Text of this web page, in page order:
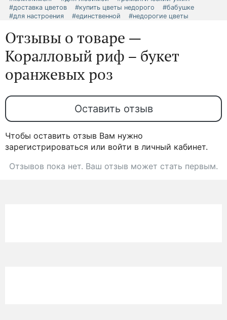
#доставка цветов
#купить цветы недорого
#бабушке
#для настроения
#единственной #недорогие цветы
Отзывы о товаре —
Коралловый риф – букет
оранжевых роз
Оставить отзыв
Чтобы оставить отзыв Вам нужно
зарегистрироваться или войти в личный кабинет.
Отзывов пока нет. Ваш отзыв может стать первым.